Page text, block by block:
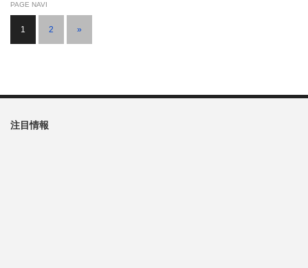
PAGE NAVI
1 2 »
注目情報